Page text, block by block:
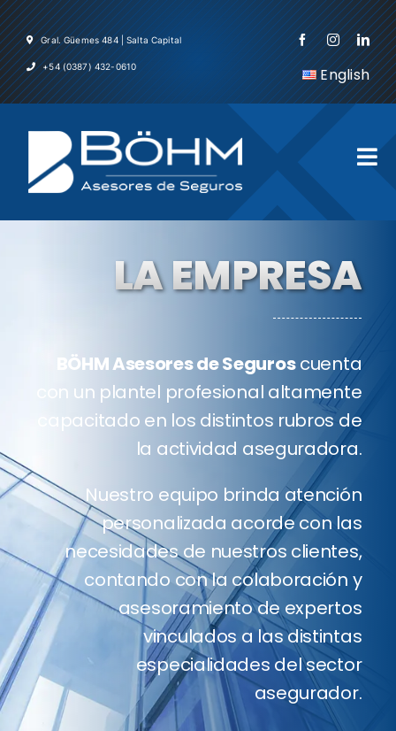
Skip
to
content
Gral. Güemes 484 | Salta Capital
+54 (0387) 432-0610 English
Blog
LA EMPRESA
BÖHM Asesores de Seguroscuenta
con un plantel profesional altamente
capacitado en los distintos rubros de
la actividad aseguradora.
Nuestro equipo brinda atención
personalizada acorde con las
necesidades de nuestros clientes,
contando con la colaboración y
asesoramiento de expertos
vinculados a las distintas
especialidades del sector
asegurador.